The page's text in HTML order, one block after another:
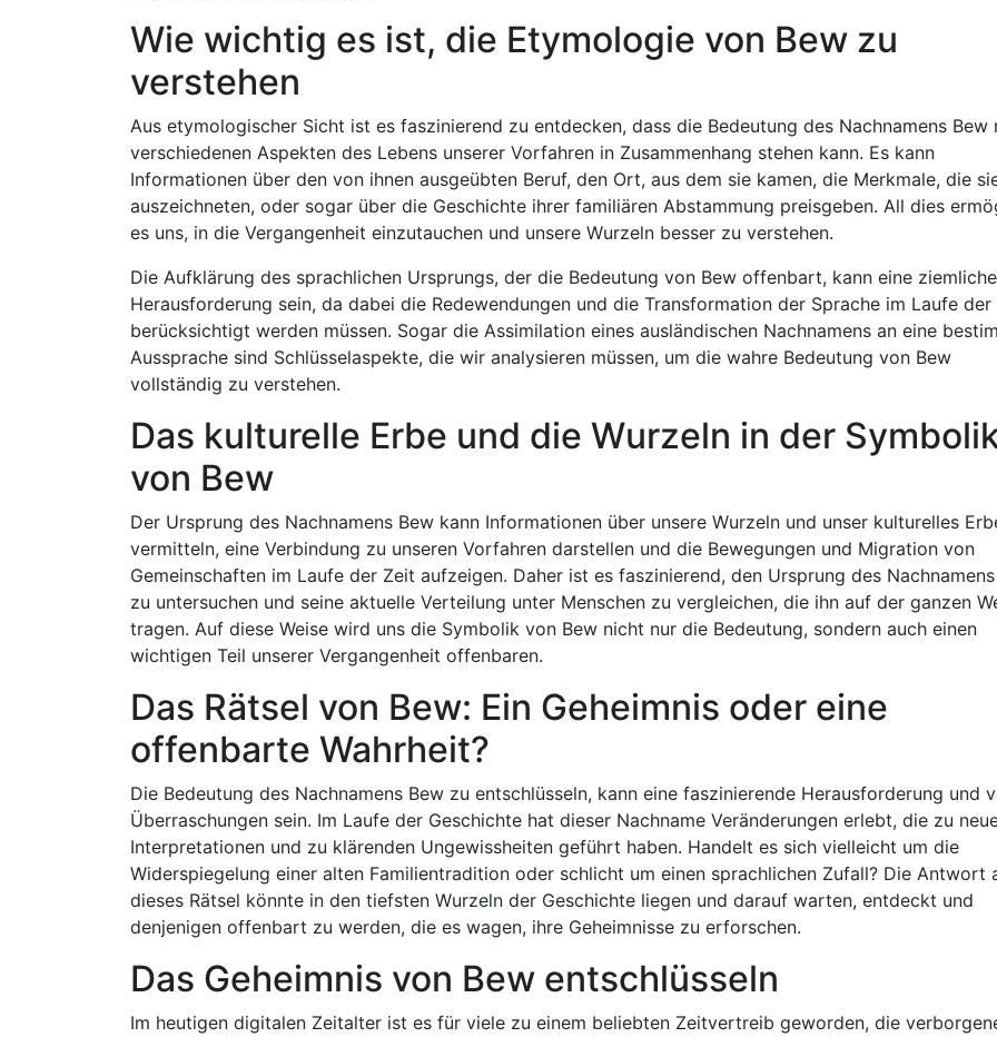
Wie wichtig es ist, die Etymologie von Bew zu
verstehen
Aus etymologischer Sicht ist es faszinierend zu entdecken, dass die Bedeutung des Nachnamens Bew
verschiedenen Aspekten des Lebens unserer Vorfahren in Zusammenhang stehen kann. Es kann
Informationen über den von ihnen ausgeübten Beruf, den Ort, aus dem sie kamen, die Merkmale, die
auszeichneten, oder sogar über die Geschichte ihrer familiären Abstammung preisgeben. All dies
es uns, in die Vergangenheit einzutauchen und unsere Wurzeln besser zu verstehen.
Die Aufklärung des sprachlichen Ursprungs, der die Bedeutung von Bew offenbart, kann eine ziemliche
Herausforderung sein, da dabei die Redewendungen und die Transformation der Sprache im Laufe der
berücksichtigt werden müssen. Sogar die Assimilation eines ausländischen Nachnamens an eine
Aussprache sind Schlüsselaspekte, die wir analysieren müssen, um die wahre Bedeutung von Bew
vollständig zu verstehen.
Das kulturelle Erbe und die Wurzeln in der
von Bew
Der Ursprung des Nachnamens Bew kann Informationen über unsere Wurzeln und unser kulturelles
vermitteln, eine Verbindung zu unseren Vorfahren darstellen und die Bewegungen und Migration von
Gemeinschaften im Laufe der Zeit aufzeigen. Daher ist es faszinierend, den Ursprung des
zu untersuchen und seine aktuelle Verteilung unter Menschen zu vergleichen, die ihn auf der ganzen
tragen. Auf diese Weise wird uns die Symbolik von Bew nicht nur die Bedeutung, sondern auch einen
wichtigen Teil unserer Vergangenheit offenbaren.
Das Rätsel von Bew: Ein Geheimnis oder eine
offenbarte Wahrheit?
Die Bedeutung des Nachnamens Bew zu entschlüsseln, kann eine faszinierende Herausforderung und
Überraschungen sein. Im Laufe der Geschichte hat dieser Nachname Veränderungen erlebt, die zu
Interpretationen und zu klärenden Ungewissheiten geführt haben. Handelt es sich vielleicht um die
Widerspiegelung einer alten Familientradition oder schlicht um einen sprachlichen Zufall? Die Antwort
dieses Rätsel könnte in den tiefsten Wurzeln der Geschichte liegen und darauf warten, entdeckt und
denjenigen offenbart zu werden, die es wagen, ihre Geheimnisse zu erforschen.
Das Geheimnis von Bew entschlüsseln
Im heutigen digitalen Zeitalter ist es für viele zu einem beliebten Zeitvertreib geworden, die